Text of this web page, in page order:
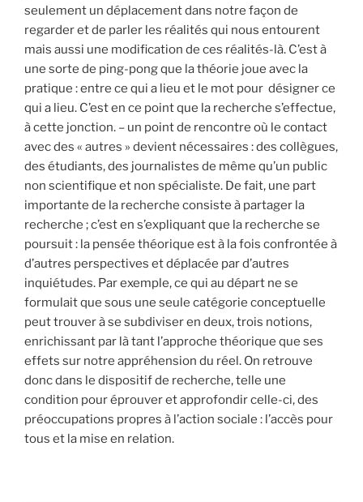
seulement un déplacement dans notre façon de
regarder et de parler les réalités qui nous entourent
mais aussi une modification de ces réalités-là. C’est à
une sorte de ping-pong que la théorie joue avec la
pratique : entre ce qui a lieu et le mot pour désigner ce
qui a lieu. C’est en ce point que la recherche s’effectue,
à cette jonction. – un point de rencontre où le contact
avec des « autres » devient nécessaires : des collègues,
des étudiants, des journalistes de même qu’un public
non scientifique et non spécialiste. De fait, une part
importante de la recherche consiste à partager la
recherche ; c’est en s’expliquant que la recherche se
poursuit : la pensée théorique est à la fois confrontée à
d’autres perspectives et déplacée par d’autres
inquiétudes. Par exemple, ce qui au départ ne se
formulait que sous une seule catégorie conceptuelle
peut trouver à se subdiviser en deux, trois notions,
enrichissant par là tant l’approche théorique que ses
effets sur notre appréhension du réel. On retrouve
donc dans le dispositif de recherche, telle une
condition pour éprouver et approfondir celle-ci, des
préoccupations propres à l’action sociale : l’accès pour
tous et la mise en relation.